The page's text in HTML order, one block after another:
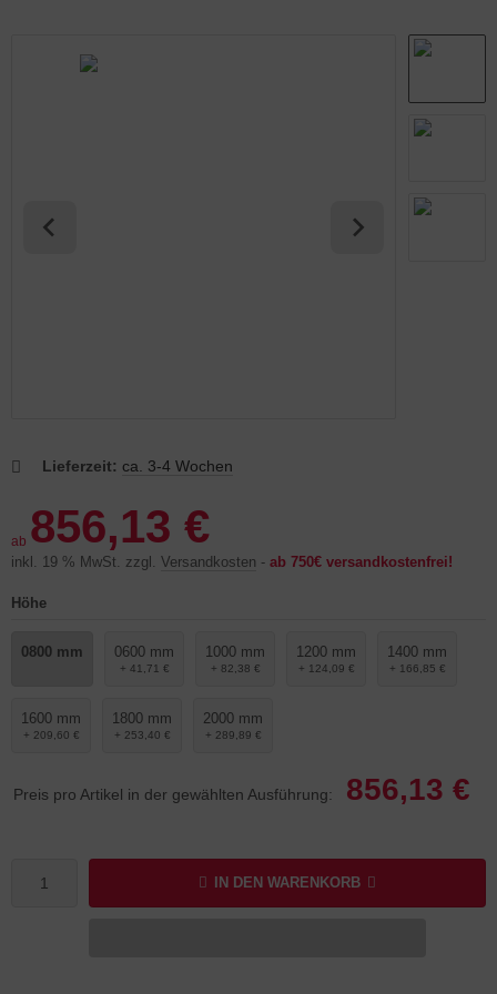
Lieferzeit: ca. 3-4 Wochen
ab 856,13 €
inkl. 19 % MwSt. zzgl. Versandkosten - ab 750€ versandkostenfrei!
Höhe
0800 mm 0600 mm
+ 41,71 €
1000 mm
+ 82,38 €
1200 mm
+ 124,09 €
1400 mm
+ 166,85 €
1600 mm
+ 209,60 €
1800 mm
+ 253,40 €
2000 mm
+ 289,89 €
Preis pro Artikel in der gewählten Ausführung: 856,13 €
IN DEN WARENKORB